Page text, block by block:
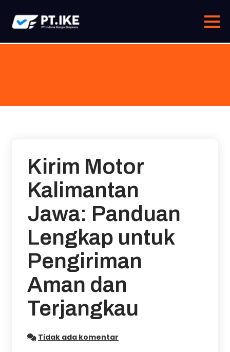
content
Kirim Motor
Kalimantan
Jawa: Panduan
Lengkap untuk
Pengiriman
Aman dan
Terjangkau
Tidak ada komentar